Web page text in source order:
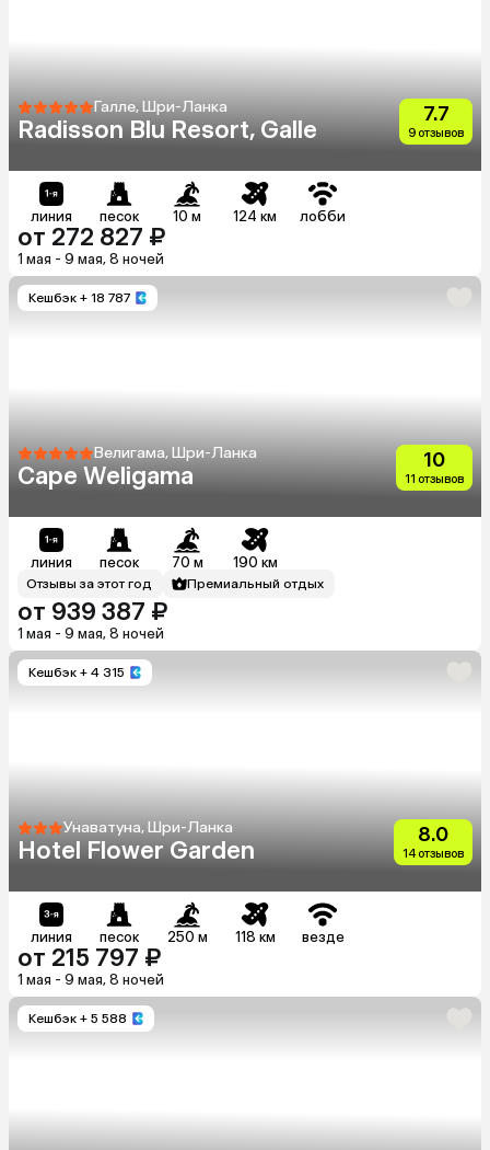
Галле, Шри-Ланка
Radisson Blu Resort, Galle
7.7
9 отзывов
линия песок 10 м 124 км лобби
от 272 827 ₽
1 мая - 9 мая, 8 ночей
Кешбэк + 18 787
Велигама, Шри-Ланка
Cape Weligama
10
11 отзывов
линия песок 70 м 190 км
Отзывы за этот год Премиальный отдых
от 939 387 ₽
1 мая - 9 мая, 8 ночей
Кешбэк + 4 315
Унаватуна, Шри-Ланка
Hotel Flower Garden
8.0
14 отзывов
линия песок 250 м 118 км везде
от 215 797 ₽
1 мая - 9 мая, 8 ночей
Кешбэк + 5 588